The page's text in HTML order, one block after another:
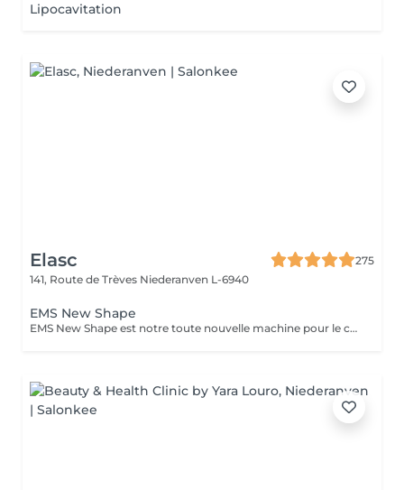
Lipocavitation
Elasc
275
141, Route de Trèves Niederanven L-6940
EMS New Shape
EMS New Shape est notre toute nouvelle machine pour le corps. Elle permet d'éliminer les graisses (même viscérales) et de stimuler les muscles les plus profonds, inatteignables même en faisant du sport, et ce, sans aucune courbature ! Le principe est le suivant : des ondes électromagnétiques provoquant des micro-stimulations musculaires très intenses. Ce soin est non-invasif et indolore ! Cette technologie s'adresse à n'importe qui souhaitant améliorer sa silhouette : le ou la sportif(ve) qui stagne et souhaite augmenter ses performances physiques ou encore celui ou celle qui veut développer sa masse musculaire et perdre des graisses locales. L'essayer, c'est l'adopter ! N'hésitez pas à nous contacter pour tout autre renseignement.